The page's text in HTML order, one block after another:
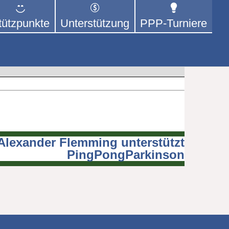
der sich – mit dem Mittel
kümmert.
Unterstützung PPP-Turniere
Flemming unterstützt
PingPongParkinson